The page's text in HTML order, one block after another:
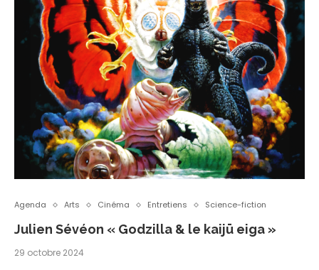
Agenda Arts Cinéma Entretiens Science-fiction
Julien Sévéon « Godzilla & le kaijū eiga »
29 octobre 2024